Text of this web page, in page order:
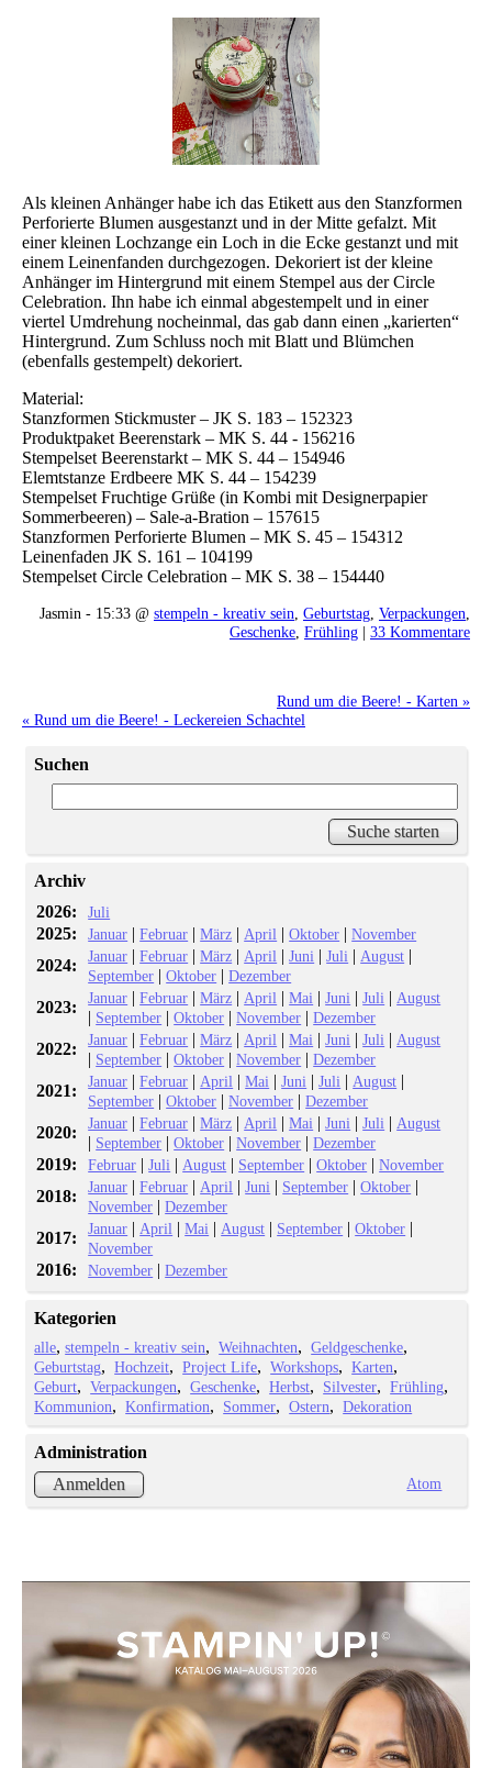
Als kleinen Anhänger habe ich das Etikett aus den Stanzformen
Perforierte Blumen ausgestanzt und in der Mitte gefalzt. Mit
einer kleinen Lochzange ein Loch in die Ecke gestanzt und mit
einem Leinenfanden durchgezogen. Dekoriert ist der kleine
Anhänger im Hintergrund mit einem Stempel aus der Circle
Celebration. Ihn habe ich einmal abgestempelt und in einer
viertel Umdrehung nocheinmal, das gab dann einen „karierten“
Hintergrund. Zum Schluss noch mit Blatt und Blümchen
(ebenfalls gestempelt) dekoriert.
Material:
Stanzformen Stickmuster – JK S. 183 – 152323
Produktpaket Beerenstark – MK S. 44 - 156216
Stempelset Beerenstarkt – MK S. 44 – 154946
Elemtstanze Erdbeere MK S. 44 – 154239
Stempelset Fruchtige Grüße (in Kombi mit Designerpapier
Sommerbeeren) – Sale-a-Bration – 157615
Stanzformen Perforierte Blumen – MK S. 45 – 154312
Leinenfaden JK S. 161 – 104199
Stempelset Circle Celebration – MK S. 38 – 154440
Jasmin - 15:33 @ stempeln - kreativ sein Geburtstag Verpackungen
Geschenke Frühling | 33 Kommentare
Rund um die Beere! - Karten »
« Rund um die Beere! - Leckereien Schachtel
Suchen
Archiv
2026:
Juli
2025: Januar |Februar |März | April |Oktober |November
2024: Januar |Februar |März | April |Juni |Juli | August |
September |Oktober |Dezember
2023: Januar |Februar |März | April |Mai |Juni |Juli | August
| September |Oktober |November |Dezember
2022: Januar |Februar |März | April |Mai |Juni |Juli | August
| September |Oktober |November |Dezember
2021: Januar |Februar | April |Mai |Juni |Juli | August |
September |Oktober |November |Dezember
2020: Januar |Februar |März | April |Mai |Juni |Juli | August
| September |Oktober |November |Dezember
2019: Februar |Juli | August | September |Oktober |November
2018: Januar |Februar | April |Juni | September |Oktober |
November |Dezember
2017: Januar | April |Mai | August | September |Oktober |
November
2016: November |Dezember
Kategorien
alle stempeln - kreativ sein Weihnachten
Geldgeschenke
Geburtstag
Hochzeit Project Life Workshops
Karten
Geburt
Verpackungen Geschenke Herbst Silvester
Frühling
Kommunion
Konfirmation Sommer Ostern Dekoration
Administration
Anmelden
Atom